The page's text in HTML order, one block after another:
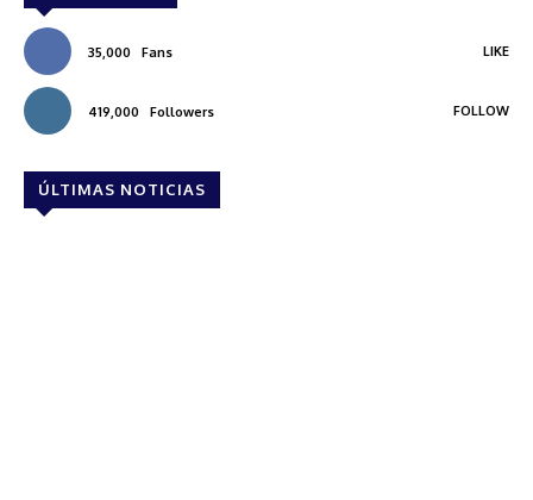
35,000 Fans LIKE
419,000 Followers FOLLOW
ÚLTIMAS NOTICIAS